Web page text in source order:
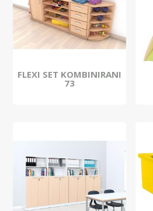
FLEXI SET KOMBINIRANI
73